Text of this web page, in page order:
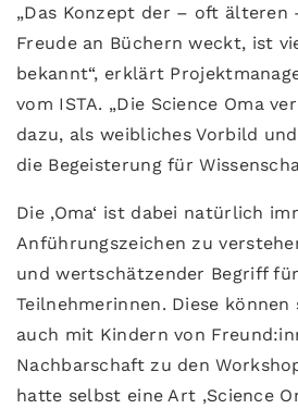
„Das Konzept der – oft älteren
Freude an Büchern weckt, ist
bekannt“, erklärt
vom ISTA. „Die Science Oma
dazu, als weibliches Vorbild
die Begeisterung für
Die ‚Oma‘ ist dabei natürlich
Anführungszeichen zu
und wertschätzender Begriff
Teilnehmerinnen. Diese
auch mit Kindern von
Nachbarschaft zu den
hatte selbst eine Art ‚Science